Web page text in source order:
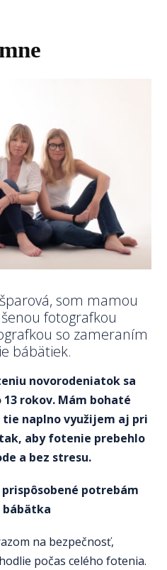
som mamou
fotografkou
so zameraním
bábätiek.
novorodeniatok sa
rokov. Mám bohaté
naplno využijem aj pri
aby fotenie prebehlo
a bez stresu.
potrebám
bábätka
na bezpečnosť,
počas celého fotenia.